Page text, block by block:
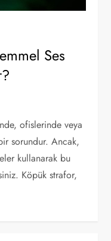
Ses
ofislerinde veya
sorundur. Ancak,
kullanarak bu
Köpük strafor,